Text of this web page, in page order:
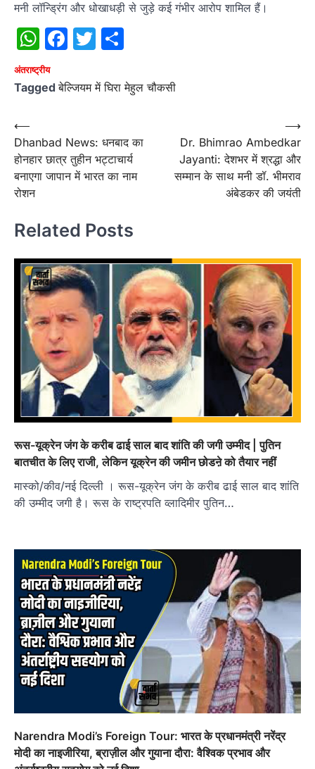
मनी लॉन्ड्रिंग और धोखाधड़ी से जुड़े कई गंभीर आरोप शामिल हैं।
WhatsApp
Facebook
Twitter
अंतराष्‍ट्रीय
Taggedबेल्जियम में घिरा मेहुल चौकसी
Post
navigation
⟵
Dhanbad News: धनबाद का
होनहार छात्र तुहीन भट्टाचार्य
बनाएगा जापान में भारत का नाम
रोशन
Dr. Bhimrao Ambedkar
Jayanti: देशभर में श्रद्धा और
सम्मान के साथ मनी डॉ. भीमराव
अंबेडकर की जयंती
⟶
Related Posts
रूस-यूक्रेन जंग के करीब ढाई साल बाद शांति की जगी उम्मीद | पुतिन
बातचीत के लिए राजी, लेकिन यूक्रेन की जमीन छोडऩे को तैयार नहीं
मास्को/कीव/नई दिल्ली । रूस-यूक्रेन जंग के करीब ढाई साल बाद शांति
की उम्मीद जगी है। रूस के राष्ट्रपति व्लादिमीर पुतिन…
Narendra Modi’s Foreign Tour: भारत के प्रधानमंत्री नरेंद्र
मोदी का नाइजीरिया, ब्राज़ील और गुयाना दौरा: वैश्विक प्रभाव और